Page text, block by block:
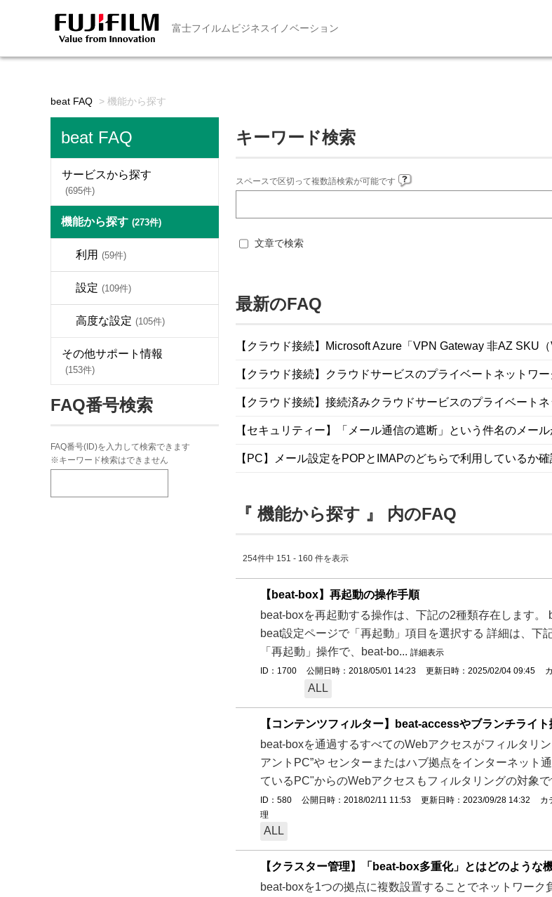
富士フイルムビジネスイノベーション
beat FAQ > 機能から探す
beat FAQ
サービスから探す
(695件)
機能から探す (273件)
利用 (59件)
設定 (109件)
高度な設定 (105件)
その他サポート情報
(153件)
FAQ番号検索
FAQ番号(ID)を入力して検索できます
※キーワード検索はできません
キーワード検索
スペースで区切って複数語検索が可能です
文章で検索
最新のFAQ
【クラウド接続】Microsoft Azure「VPN Gateway 非AZ SKU
【クラウド接続】クラウドサービスのプライベートネットワ
【クラウド接続】接続済みクラウドサービスのプライベート
【セキュリティー】「メール通信の遮断」という件名のメー
【PC】メール設定をPOPとIMAPのどちらで利用しているか
『 機能から探す 』 内のFAQ
254件中 151 - 160 件を表示
【beat-box】再起動の操作手順
beat-boxを再起動する操作は、下記の2種類存在します
beat設定ページで「再起動」項目を選択する 詳細は、
「再起動」操作で、beat-bo... 詳細表示
ID：1700
公開日時：2018/05/01 14:23 更新日時：2025/02/04 09:45
ALL
【コンテンツフィルター】beat-accessやブランチライ
beat-boxを通過するすべてのWebアクセスがフィルタリ
アントPC”や センターまたはハブ拠点をインターネット
ているPC"からのWebアクセスもフィルタリングの対象で
ID：580
公開日時：2018/02/11 11:53 更新日時：2023/09/28 14:32 カ
理
ALL
【クラスター管理】「beat-box多重化」とはどのような
beat-boxを1つの拠点に複数設置することでネットワー